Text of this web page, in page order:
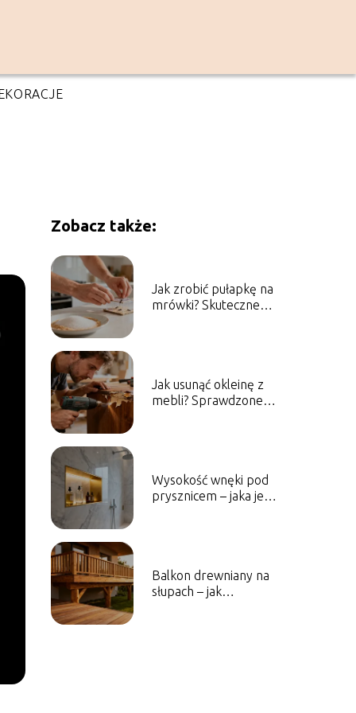
Zobacz także:
Jak zrobić pułapkę na
mrówki? Skuteczne
Jak usunąć okleinę z
mebli? Sprawdzone
Wysokość wnęki pod
prysznicem – jaka jest
Balkon drewniany na
słupach – jak